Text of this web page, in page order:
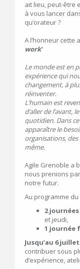
ait lieu, peut-être
à vous lancer
qu’orateur ?
A l’honneur cette
work”
Le monde est en
expérience qui
changement, à
réinventer.
L’humain est
d’aller de l’avant,
quotidien. Dans
apparaître le
organisations,
même.
Agile Grenoble a
nous prenions
notre futur.
Au programme du
2
et jeudi,
1 journée
Jusqu’au 6 juillet
contribuer sous
d’expérience,